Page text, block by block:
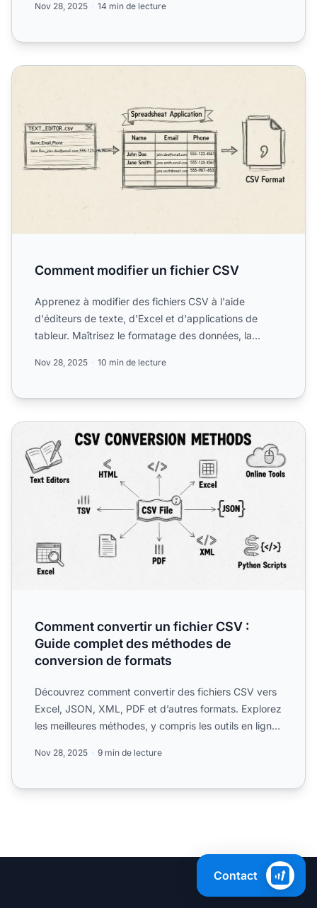
Nov 28, 2025 14 min de lecture
Comment modifier un fichier CSV
Comment modifier un fichier CSV
Apprenez à modifier des fichiers CSV à l'aide
d'éditeurs de texte, d'Excel et d'applications de
tableur. Maîtrisez le formatage des données, la
Nov 28, 2025 10 min de lecture
Comment convertir un fichier CSV : Guide complet des
Comment convertir un fichier CSV :
Guide complet des méthodes de
conversion de formats
Découvrez comment convertir des fichiers CSV vers
Excel, JSON, XML, PDF et d’autres formats. Explorez
les meilleures méthodes, y compris les outils en ligne,
Nov 28, 2025 9 min de lecture
Contact